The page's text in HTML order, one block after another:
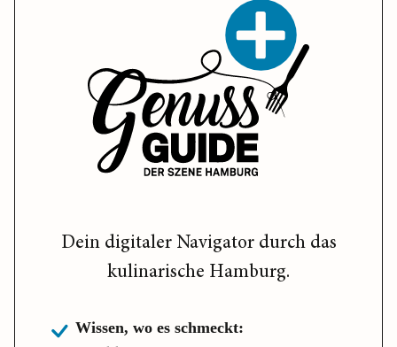
Dein digitaler Navigator durch das
kulinarische Hamburg.
Wissen, wo es schmeckt: